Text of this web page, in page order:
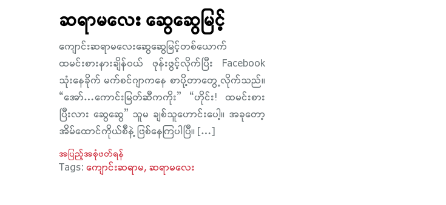
ဆရာမလေး ဆွေဆွေမြင့်
ကျောင်းဆရာမလေးဆွေဆွေမြင့်တစ်ယောက်
ထမင်းစားနားချိန်ဝယ် ဖုန်းဖွင့်လိုက်ပြီး Facebook
သုံးနေခိုက် မက်စင်ဂျာကနေ စာပို့တာတွေ့လိုက်သည်။
“အော်…ကောင်းမြတ်ဆီကကိုး” “ဟိုင်း! ထမင်းစား
ပြီးလား ဆွေဆွေ” သူမ ချစ်သူဟောင်းပေါ့။ အခုတော့
အိမ်ထောင်ကိုယ်စီနဲ့ ဖြစ်နေကြပါပြီ။ […]
အပြည့်အစုံဖတ်ရန်
Tags:ကျောင်းဆရာမ ဆရာမလေး